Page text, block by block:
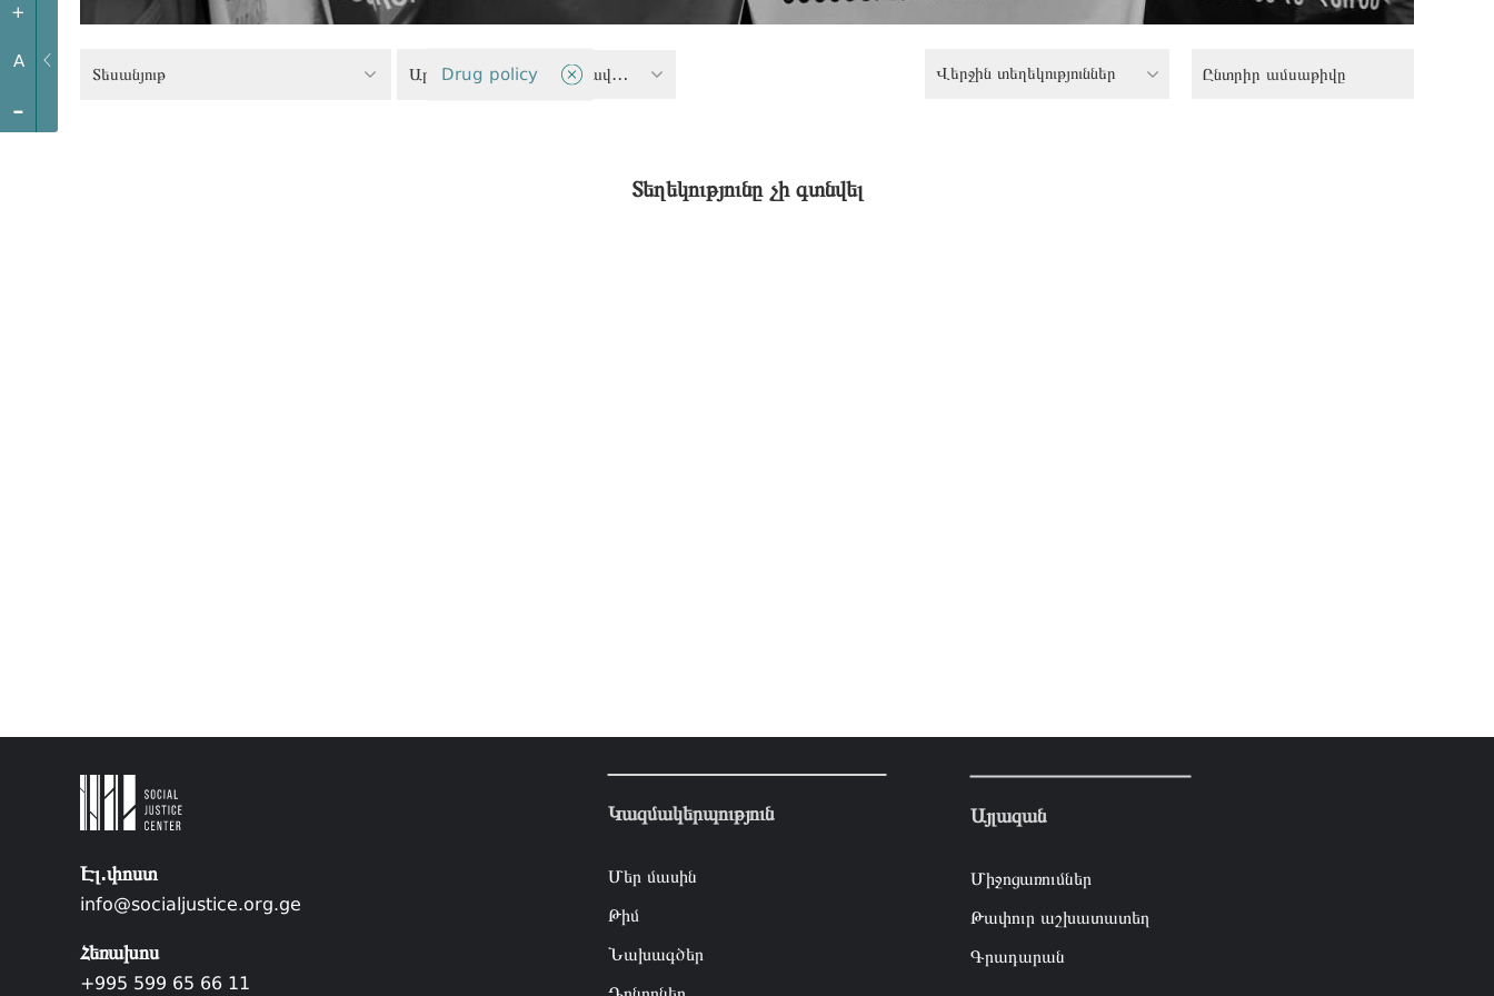
+
A
-
Տեսանյութ Արդարության և ժողովրդավարու
Drug policy Վերջին տեղեկություններ
Տեղեկությունը չի գտնվել
Էլ.փոստ
info@socialjustice.org.ge
Հեռախոս
+995 599 65 66 11
Կազմակերպություն
Մեր մասին
Թիմ
Նախագծեր
Այլազան
Միջոցառումներ
Թափուր աշխատատեղ
Գրադարան